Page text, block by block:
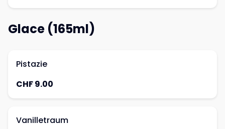
Glace (165ml)
Pistazie
CHF 9.00
Vanilletraum